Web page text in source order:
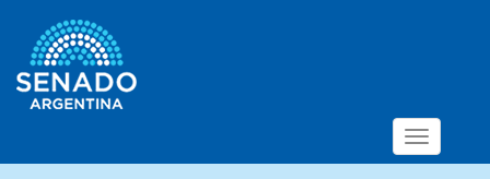
Toggle
navigation